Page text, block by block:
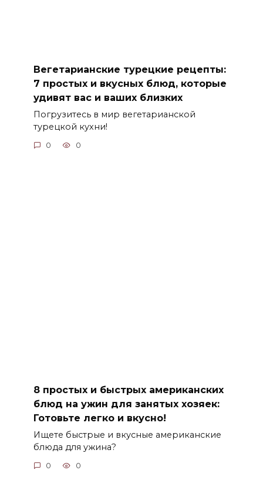
Вегетарианские турецкие рецепты:
7 простых и вкусных блюд, которые
удивят вас и ваших близких
Погрузитесь в мир вегетарианской
турецкой кухни!
0 0
8 простых и быстрых американских
блюд на ужин для занятых хозяек:
Готовьте легко и вкусно!
Ищете быстрые и вкусные американские
блюда для ужина?
0 0